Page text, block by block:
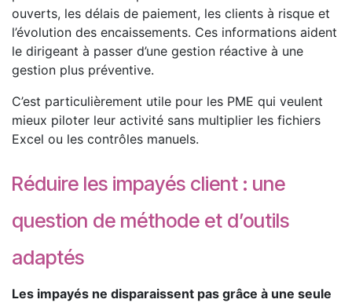
ouverts, les délais de paiement, les clients à risque et
l’évolution des encaissements. Ces informations aident
le dirigeant à passer d’une gestion réactive à une
gestion plus préventive.
C’est particulièrement utile pour les PME qui veulent
mieux piloter leur activité sans multiplier les fichiers
Excel ou les contrôles manuels.
Réduire les impayés client : une
question de méthode et d’outils
adaptés
Les impayés ne disparaissent pas grâce à une seule